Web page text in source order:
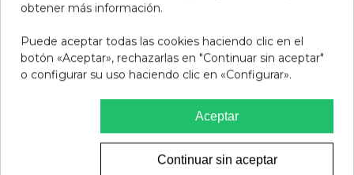
GAFAS DE SOL
PROTECFARMA DUBLIN
25,95 €
Ver más
GAFAS PROTECFARMA
ZOOM BLUE +3.00
14,95 €
Añadir al carrito
obtener más información.
Puede aceptar todas las cookies haciendo clic en el
botón «Aceptar», rechazarlas en "Continuar sin aceptar"
o configurar su uso haciendo clic en «Configurar».
Aceptar
Continuar sin aceptar